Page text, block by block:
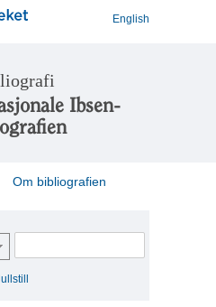
English
Ibsen-
Om bibliografien